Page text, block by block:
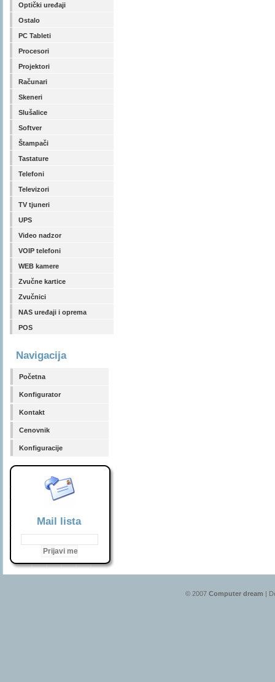
Optički uređaji
Ostalo
PC Tableti
Procesori
Projektori
Računari
Skeneri
Slušalice
Softver
Štampači
Tastature
Telefoni
Televizori
TV tjuneri
UPS
Video nadzor
VOIP telefoni
WEB kamere
Zvučne kartice
Zvučnici
NAS uređaji i oprema
POS
Navigacija
Početna
Konfigurator
Kontakt
Cenovnik
Konfiguracije
Mail lista
© 2007 Computer dream |